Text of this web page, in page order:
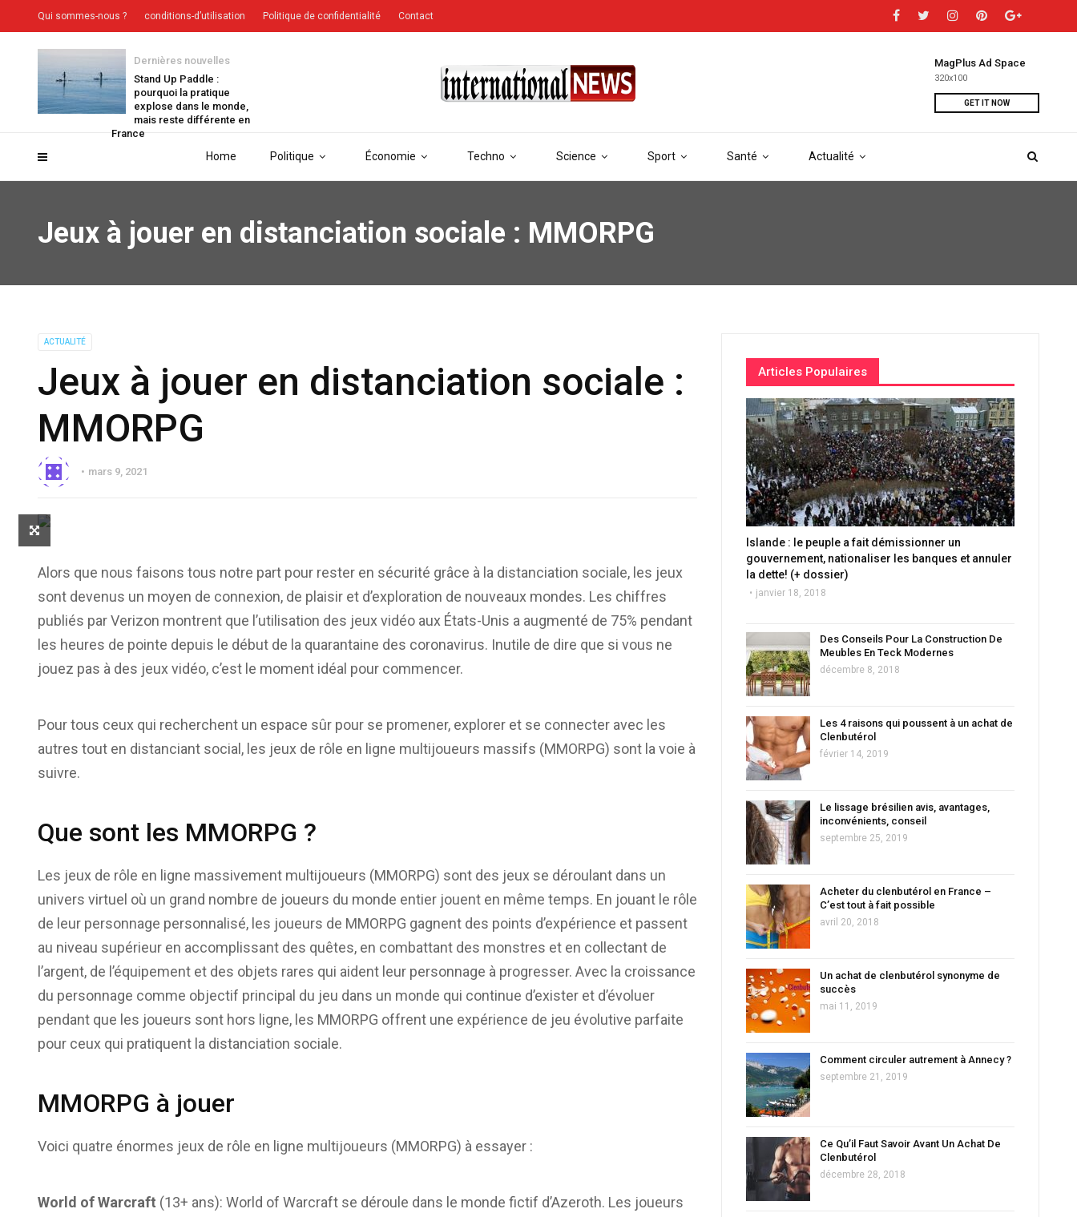
Home Politique Économie Techno Science Sport Santé Actualité
MagPlus Ad Space
320x100
GET IT NOW
Dernières nouvelles
Stand Up Paddle :
pourquoi la pratique
explose dans le monde,
mais reste différente en
France
Qui sommes-nous ? conditions-d’utilisation Politique de confidentialité Contact
Jeux à jouer en distanciation sociale : MMORPG
ACTUALITÉ
Jeux à jouer en distanciation sociale :
MMORPG
mars 9, 2021
Alors que nous faisons tous notre part pour rester en sécurité grâce à la distanciation sociale, les jeux
sont devenus un moyen de connexion, de plaisir et d’exploration de nouveaux mondes. Les chiffres
publiés par Verizon montrent que l’utilisation des jeux vidéo aux États-Unis a augmenté de 75% pendant
les heures de pointe depuis le début de la quarantaine des coronavirus. Inutile de dire que si vous ne
jouez pas à des jeux vidéo, c’est le moment idéal pour commencer.
Pour tous ceux qui recherchent un espace sûr pour se promener, explorer et se connecter avec les
autres tout en distanciant social, les jeux de rôle en ligne multijoueurs massifs (MMORPG) sont la voie à
suivre.
Que sont les MMORPG ?
Les jeux de rôle en ligne massivement multijoueurs (MMORPG) sont des jeux se déroulant dans un
univers virtuel où un grand nombre de joueurs du monde entier jouent en même temps. En jouant le rôle
de leur personnage personnalisé, les joueurs de MMORPG gagnent des points d’expérience et passent
au niveau supérieur en accomplissant des quêtes, en combattant des monstres et en collectant de
l’argent, de l’équipement et des objets rares qui aident leur personnage à progresser. Avec la croissance
du personnage comme objectif principal du jeu dans un monde qui continue d’exister et d’évoluer
pendant que les joueurs sont hors ligne, les MMORPG offrent une expérience de jeu évolutive parfaite
pour ceux qui pratiquent la distanciation sociale.
MMORPG à jouer
Voici quatre énormes jeux de rôle en ligne multijoueurs (MMORPG) à essayer :
World of Warcraft (13+ ans): World of Warcraft se déroule dans le monde fictif d’Azeroth. Les joueurs
Articles Populaires
Islande : le peuple a fait démissionner un
gouvernement, nationaliser les banques et annuler
la dette! (+ dossier)
janvier 18, 2018
Des Conseils Pour La Construction De
Meubles En Teck Modernes
décembre 8, 2018
Les 4 raisons qui poussent à un achat de
Clenbutérol
février 14, 2019
Le lissage brésilien avis, avantages,
inconvénients, conseil
septembre 25, 2019
Acheter du clenbutérol en France –
C’est tout à fait possible
avril 20, 2018
Un achat de clenbutérol synonyme de
succès
mai 11, 2019
Comment circuler autrement à Annecy ?
septembre 21, 2019
Ce Qu’il Faut Savoir Avant Un Achat De
Clenbutérol
décembre 28, 2018